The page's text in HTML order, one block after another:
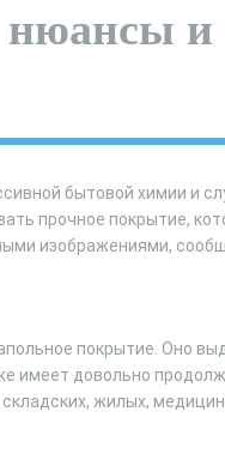
и
бытовой химии и
прочное покрытие,
изображениями,
покрытие. Оно
имеет довольно
жилых,